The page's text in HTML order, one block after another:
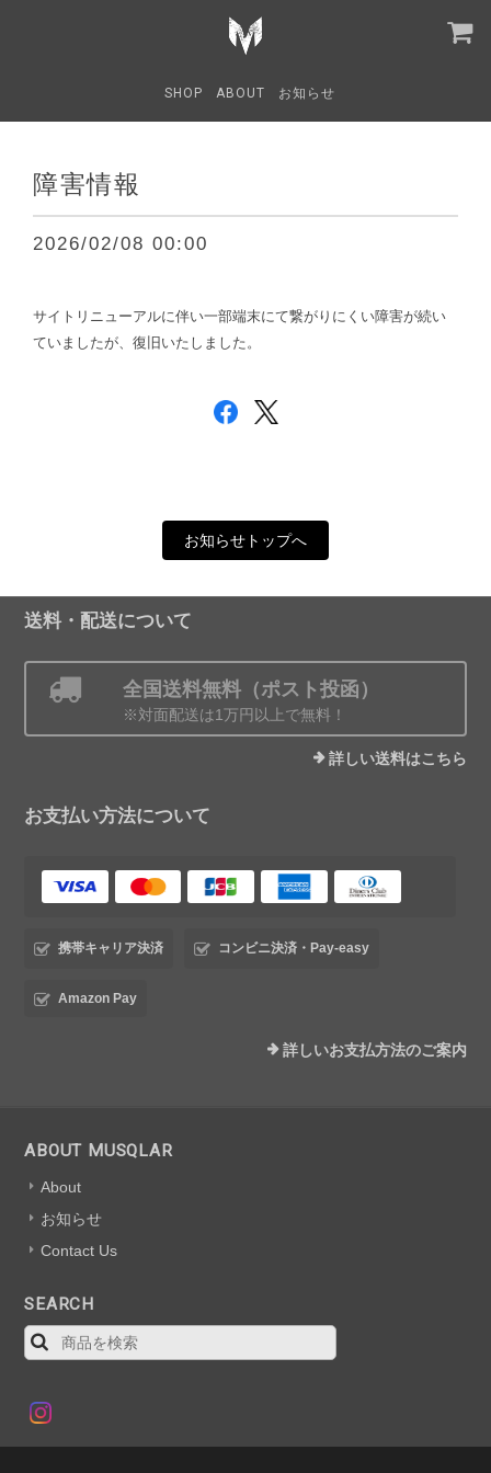
SHOP ABOUT お知らせ
お知らせ
障害情報
2026/02/08 00:00
サイトリニューアルに伴い一部端末にて繋がりにくい障害が続い
ていましたが、復旧いたしました。
お知らせトップへ
送料・配送について
全国送料無料（ポスト投函）
※対面配送は1万円以上で無料！
詳しい送料はこちら
お支払い方法について
携帯キャリア決済 コンビニ決済・Pay-easy
Amazon Pay
詳しいお支払方法のご案内
ABOUT MUSQLAR
About
お知らせ
Contact Us
SEARCH